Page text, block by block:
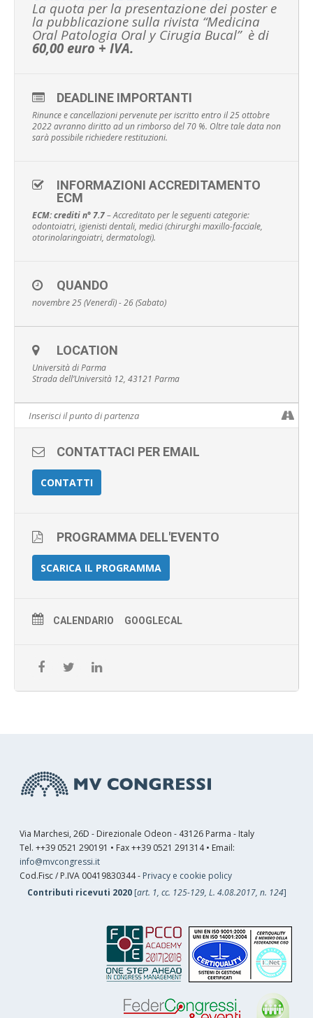
La quota per la presentazione dei poster e
la pubblicazione sulla rivista “Medicina
Oral Patologia Oral y Cirugia Bucal” è di
60,00 euro + IVA.
DEADLINE IMPORTANTI
Rinunce e cancellazioni pervenute per iscritto entro il 25 ottobre
2022 avranno diritto ad un rimborso del 70 %. Oltre tale data non
sarà possibile richiedere restituzioni.
INFORMAZIONI ACCREDITAMENTO
ECM
ECM: crediti n° 7.7– Accreditato per le seguenti categorie:
odontoiatri, igienisti dentali, medici (chirurghi maxillo-facciale,
otorinolaringoiatri, dermatologi).
QUANDO
novembre 25 (Venerdì) - 26 (Sabato)
LOCATION
Università di Parma
Strada dell’Università 12, 43121 Parma
CONTATTACI PER EMAIL
CONTATTI
PROGRAMMA DELL'EVENTO
SCARICA IL PROGRAMMA
CALENDARIO GOOGLECAL
Via Marchesi, 26D - Direzionale Odeon - 43126 Parma - Italy
Tel. ++39 0521 290191 • Fax ++39 0521 291314 • Email:
info@mvcongressi.it
Cod.Fisc / P.IVA 00419830344 - Privacy e cookie policy
Contributi ricevuti 2020[art. 1, cc. 125-129, L. 4.08.2017, n. 124]